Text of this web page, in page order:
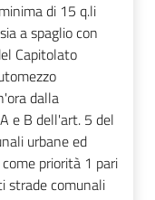
di 15 q.li
a spaglio con
Capitolato
dalla
e B dell'art. 5 del
urbane ed
priorità 1 pari
strade comunali